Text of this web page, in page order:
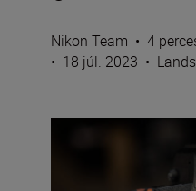
Nikon Team • 4
• 18 júl. 2023 •